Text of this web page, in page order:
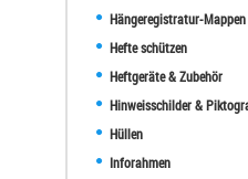
Hängeregistratur-Mappen
Hefte schützen
Heftgeräte & Zubehör
Hinweisschilder &
Hüllen
Inforahmen